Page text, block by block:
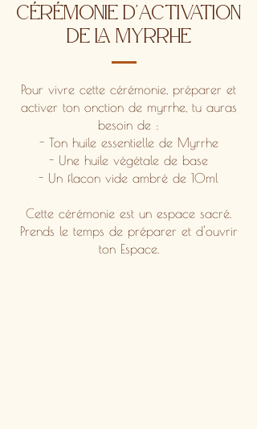
Cérémonie d'activation
de la myrrhe
Pour vivre cette cérémonie, préparer et
activer ton onction de myrrhe, tu auras
besoin de :
- Ton huile essentielle de Myrrhe
- Une huile végétale de base
- Un flacon vide ambré de 10ml
Cette cérémonie est un espace sacré.
Prends le temps de préparer et d'ouvrir
ton Espace.